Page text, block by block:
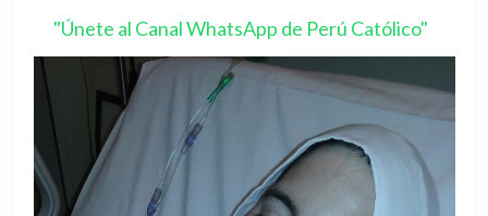
"Únete al Canal WhatsApp de Perú Católico"